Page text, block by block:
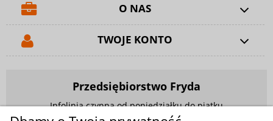
O NAS
TWOJE KONTO
Przedsiębiorstwo Fryda
Infolinia czynna od poniedziałku do piątku
w godzinach 9.00 - 17.00